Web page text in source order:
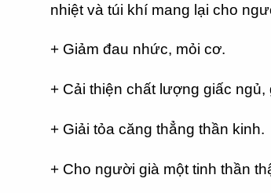
nhiệt và túi khí mang lại cho
+ Giảm đau nhức, mỏi cơ.
+ Cải thiện chất lượng giấc
+ Giải tỏa căng thẳng thần kinh.
+ Cho người già một tinh thần